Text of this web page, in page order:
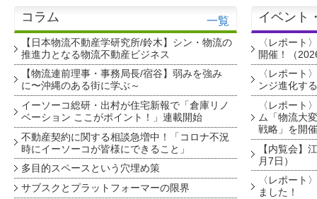
コラム 一覧
【日本物流不動産学研究所/鈴木】シン・物流の
推進力となる物流不動産ビジネス
【物流連前理事・事務局長/宿谷】弱みを強み
に〜沖縄のある街に学ぶ～
イーソーコ総研・出村が住宅新報で「倉庫リノ
ベーション ここがポイント！」連載開始
不動産契約に関する相談急増中！「コロナ不況
時にイーソーコが皆様にできること」
多目的スペースという穴埋め策
サブスクとプラットフォーマーの限界
イベント
〈レポート
開催！（
〈レポート
ンジ進化す
〈レポート
ム「物流大
戦略」を開
【内覧会】
月7日）
〈レポート
ました！